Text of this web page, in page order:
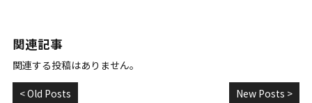
関連記事
関連する投稿はありません。
< Old Posts New Posts >